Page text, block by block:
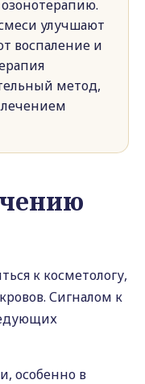
улучшают
воспаление и
метод,
к косметологу,
Сигналом к
особенно в